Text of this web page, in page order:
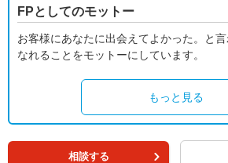
FPとしてのモットー
お客様にあなたに出会えてよかった。と
なれることをモットーにしています。
もっと見る
相談する